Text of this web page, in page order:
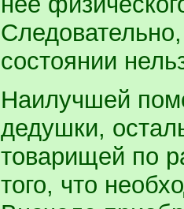
состоянии
Наилучшей
дедушки,
товарищей по
того, что